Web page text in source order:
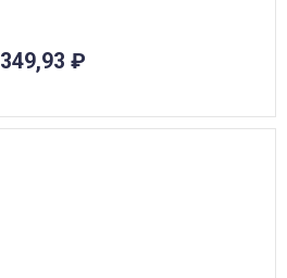
349,93 ₽